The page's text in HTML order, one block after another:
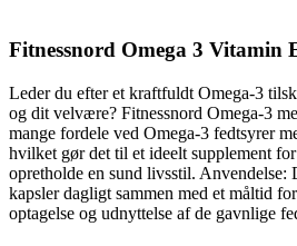
Fitnessnord Omega 3 Vitamin
Leder du efter et kraftfuldt Omega-3
og dit velvære? Fitnessnord Omega-3
mange fordele ved Omega-3 fedtsyrer
hvilket gør det til et ideelt supplement
opretholde en sund livsstil. Anvendelse:
kapsler dagligt sammen med et måltid
optagelse og udnyttelse af de gavnlige